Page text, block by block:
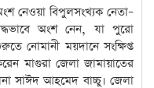
নেওয়া বিপুলসংখ্যক নেতা–
অংশ নেন, যা পুরো
নোমানী ময়দানে সংক্ষিপ্ত
মাগুরা জেলা জামায়াতের
সাঈদ আহমেদ বাচ্চু। জেলা